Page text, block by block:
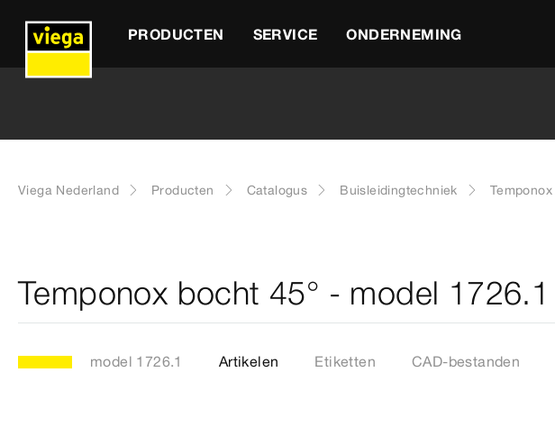
PRODUCTEN SERVICE ONDERNEMING
Viega Nederland Producten Catalogus Buisleidingtechniek Temponox
Temponox bocht 45° - model 1726.1
model 1726.1 Artikelen Etiketten CAD-bestanden